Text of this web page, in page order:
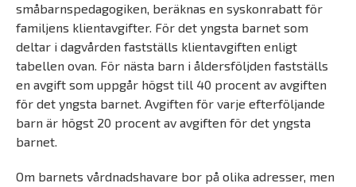
småbarnspedagogiken, beräknas en syskonrabatt för
familjens klientavgifter. För det yngsta barnet som
deltar i dagvården fastställs klientavgiften enligt
tabellen ovan. För nästa barn i åldersföljden fastställs
en avgift som uppgår högst till 40 procent av avgiften
för det yngsta barnet. Avgiften för varje efterföljande
barn är högst 20 procent av avgiften för det yngsta
barnet.
Om barnets vårdnadshavare bor på olika adresser, men